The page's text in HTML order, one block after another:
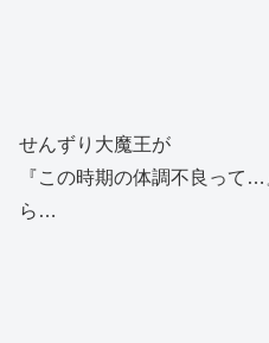
せんずり大魔王が
『この時期の体調不良って
ら…